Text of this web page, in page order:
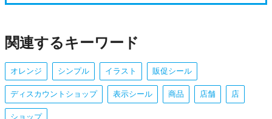
関連するキーワード
オレンジ シンプル イラスト 販促シール
ディスカウントショップ 表示シール 商品 店舗 店
ショップ